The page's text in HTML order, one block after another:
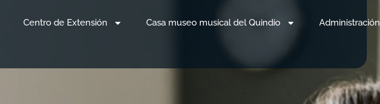
Centro de Extensión Casa museo musical del Quindío